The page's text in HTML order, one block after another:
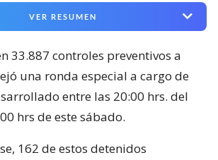
VER RESUMEN
33.887 controles preventivos a
una ronda especial a cargo de
entre las 20:00 hrs. del
hrs de este sábado.
162 de estos detenidos